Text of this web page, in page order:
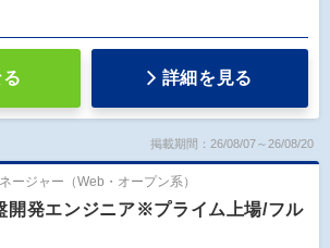
詳細を見る
掲載期間：26/08/07～26/08/20
ージャー（Web・オープン系）
開発エンジニア※プライム上場/フル